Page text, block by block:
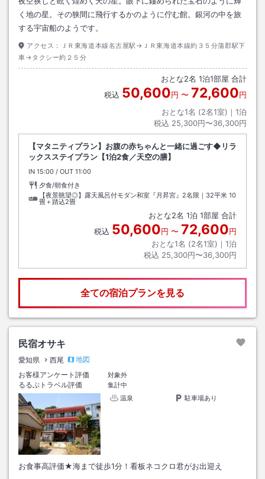
く地の星。その狭間に飛行するかのように佇む館。銀河の中を旅
する宇宙船のようです。
アクセス：
ＪＲ東海道本線名古屋駅→ＪＲ東海道本線約３５分蒲郡駅下
車→タクシー約２５分
おとな2名 1泊1部屋 合計
税込 50,600円 〜 72,600円
おとな1名 (2名1室)｜ 1泊
税込 25,300円〜36,300円
【マタニティプラン】お腹の赤ちゃんと一緒に過ごす◆リラ
ックスステイプラン【1泊2食／天空の膳】
IN チェックイン
15:00 / OUT チェックアウト
11:00
夕食/朝食付き
【夜景眺望◎】露天風呂付モダン和室『月昇宮』2名限｜32平米 10
畳＋踏込2畳
おとな2名 1泊 1部屋 合計
税込 50,600円 〜 72,600円
おとな1名 (2名1室)｜ 1泊
税込 25,300円〜36,300円
全ての宿泊プランを見る
民宿オサキ
愛知県 西尾
地図
お客様アンケート評価
対象外
るるぶトラベル評価
集計中
温泉
駐車場あり
お食事高評価★海まで徒歩1分！看板ネコクロ君がお出迎え